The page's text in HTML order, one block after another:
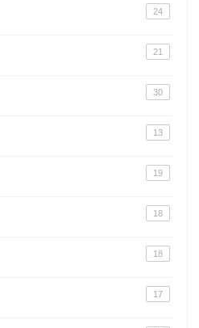
24
21
30
13
19
18
18
17